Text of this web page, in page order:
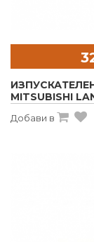
MITSUBISHI
Добави в